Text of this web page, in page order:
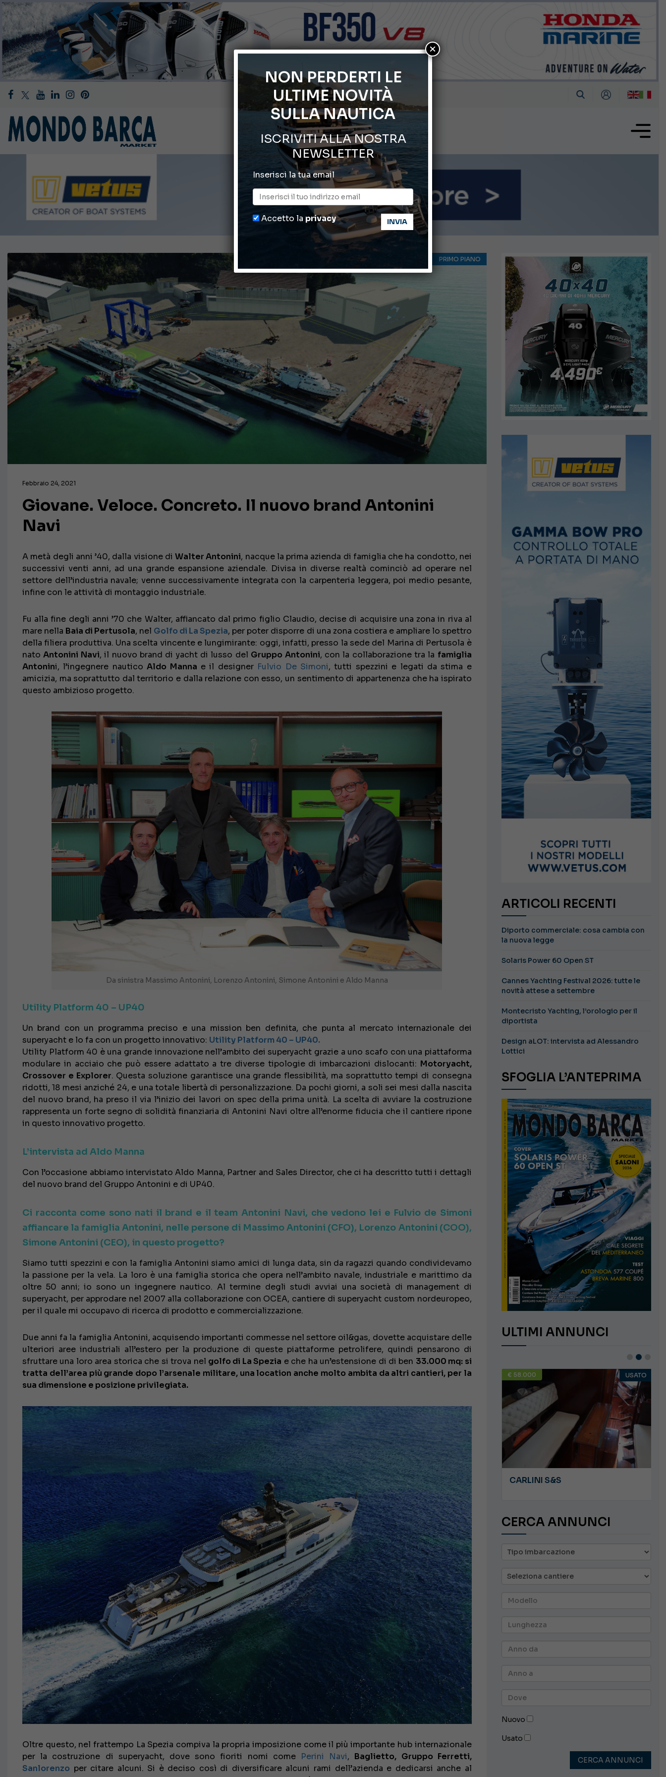
Gommoni Callegari acquisisce Geniuss
66° Salone Nautico Internazionale di Genova
Svelati i Mondiali di Wakeboard 2026
Cannes Yachting Festival 2026: tutte le novità attese a settembre
Montecristo Yachting, l’orologio per il diportista
Febbraio 24, 2021
PRIMO PIANO
Giovane. Veloce. Concreto. Il nuovo brand Antonini
Navi
A metà degli anni ’40, dalla visione di Walter Antonini, nacque la prima azienda di famiglia che ha condotto, nei
successivi venti anni, ad una grande espansione aziendale. Divisa in diverse realtà cominciò ad operare nel
settore dell’industria navale; venne successivamente integrata con la carpenteria leggera, poi medio pesante,
infine con le attività di montaggio industriale.
Fu alla fine degli anni ’70 che Walter, affiancato dal primo figlio Claudio, decise di acquisire una zona in riva al
mare nella Baia di Pertusola, nel Golfo di La Spezia, per poter disporre di una zona costiera e ampliare lo spettro
della filiera produttiva. Una scelta vincente e lungimirante: oggi, infatti, presso la sede del Marina di Pertusola è
natoAntonini Navi, il nuovo brand di yacht di lusso del Gruppo Antonini, con la collaborazione tra la famiglia
Antonini, l’ingegnere nauticoAldo Manna e il designer Fulvio De Simoni, tutti spezzini e legati da stima e
amicizia, ma soprattutto dal territorio e dalla relazione con esso, un sentimento di appartenenza che ha ispirato
questo ambizioso progetto.
Da sinistra Massimo Antonini, Lorenzo Antonini, Simone Antonini e Aldo Manna
Utility Platform 40 – UP40
Un brand con un programma preciso e una mission ben definita, che punta al mercato internazionale dei
superyacht e lo fa con un progetto innovativo: Utility Platform 40 – UP40.
Utility Platform 40 è una grande innovazione nell’ambito dei superyacht grazie a uno scafo con una piattaforma
modulare in acciaio che può essere adattato a tre diverse tipologie di imbarcazioni dislocanti: Motoryacht,
Crossover e Explorer. Questa soluzione garantisce una grande flessibilità, ma soprattutto tempi di consegna
ridotti, 18 mesi anziché 24, e una totale libertà di personalizzazione. Da pochi giorni, a soli sei mesi dalla nascita
del nuovo brand, ha preso il via l’inizio dei lavori on spec della prima unità. La scelta di avviare la costruzione
rappresenta un forte segno di solidità finanziaria di Antonini Navi oltre all’enorme fiducia che il cantiere ripone
in questo innovativo progetto.
L’intervista ad Aldo Manna
Con l’occasione abbiamo intervistato Aldo Manna, Partner and Sales Director, che ci ha descritto tutti i dettagli
del nuovo brand del Gruppo Antonini e di UP40.
Ci racconta come sono nati il brand e il team Antonini Navi, che vedono lei e Fulvio de Simoni
affiancare la famiglia Antonini, nelle persone di Massimo Antonini (CFO), Lorenzo Antonini (COO),
Simone Antonini (CEO), in questo progetto?
Siamo tutti spezzini e con la famiglia Antonini siamo amici di lunga data, sin da ragazzi quando condividevamo
la passione per la vela. La loro è una famiglia storica che opera nell’ambito navale, industriale e marittimo da
oltre 50 anni; io sono un ingegnere nautico. Al termine degli studi avviai una società di management di
superyacht, per approdare nel 2007 alla collaborazione con OCEA, cantiere di superyacht custom nordeuropeo,
per il quale mi occupavo di ricerca di prodotto e commercializzazione.
Due anni fa la famiglia Antonini, acquisendo importanti commesse nel settore oil&gas, dovette acquistare delle
ulteriori aree industriali all’estero per la produzione di queste piattaforme petrolifere, quindi pensarono di
sfruttare una loro area storica che si trova nel golfo di La Spezia e che ha un’estensione di di ben 33.000 mq: si
tratta dell’area più grande dopo l’arsenale militare, una location anche molto ambita da altri cantieri, per la
sua dimensione e posizione privilegiata.
Oltre questo, nel frattempo La Spezia compiva la propria imposizione come il più importante hub internazionale
per la costruzione di superyacht, dove sono fioriti nomi come Perini Navi, Baglietto, Gruppo Ferretti,
Sanlorenzo per citare alcuni. Si è deciso così di diversificare alcuni rami dell’azienda e dedicarsi anche al
ARTICOLI RECENTI
Diporto commerciale: cosa cambia con
la nuova legge
Solaris Power 60 Open ST
Cannes Yachting Festival 2026: tutte le
novità attese a settembre
Montecristo Yachting, l’orologio per il
diportista
Design aLOT: intervista ad Alessandro
Lottici
SFOGLIA L’ANTEPRIMA
ULTIMI ANNUNCI
€ 138.000 USATO
JEANNEAU CAP CAMARAT WA 8.5
€ 58.000 USATO
CARLINI S&S
CERCA ANNUNCI
Nuovo
Usato
CERCA ANNUNCI
NON PERDERTI LE
ULTIME NOVITÀ
SULLA NAUTICA
ISCRIVITI ALLA NOSTRA
NEWSLETTER
Inserisci la tua email
Accetto la privacy
×